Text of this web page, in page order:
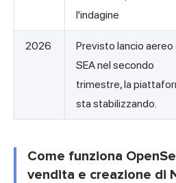
l'indagine
2026
Previsto lancio aereo
SEA nel secondo
trimestre, la
sta stabilizzando.
Come funziona
vendita e creazione di